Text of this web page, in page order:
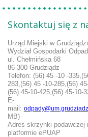
Skontaktuj się z
Urząd Miejski w
Wydział Gospodarki
ul. Chełmińska 68
86-300 Grudziądz
Telefon: (56) 45 -10 -
283,(56) 45 -10-285,(56)
(56) 45-10-425,(56) 45-10-
E-
mail:
MB)
Adres skrzynki podawczej
platformie ePUAP